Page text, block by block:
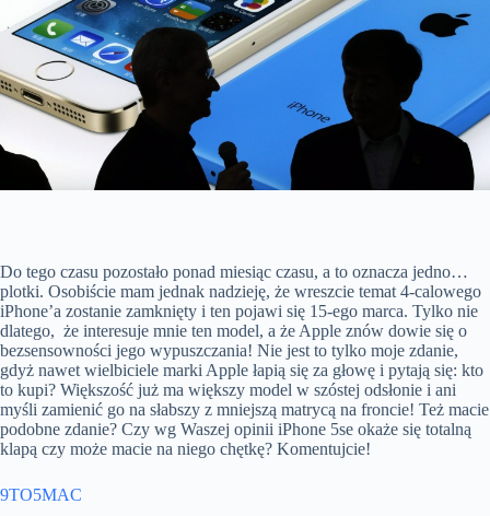
Do tego czasu pozostało ponad miesiąc czasu, a to oznacza jedno…
plotki. Osobiście mam jednak nadzieję, że wreszcie temat 4-calowego
iPhone’a zostanie zamknięty i ten pojawi się 15-ego marca. Tylko nie
dlatego, że interesuje mnie ten model, a że Apple znów dowie się o
bezsensowności jego wypuszczania! Nie jest to tylko moje zdanie,
gdyż nawet wielbiciele marki Apple łapią się za głowę i pytają się: kto
to kupi? Większość już ma większy model w szóstej odsłonie i ani
myśli zamienić go na słabszy z mniejszą matrycą na froncie! Też macie
podobne zdanie? Czy wg Waszej opinii iPhone 5se okaże się totalną
klapą czy może macie na niego chętkę? Komentujcie!
9TO5MAC